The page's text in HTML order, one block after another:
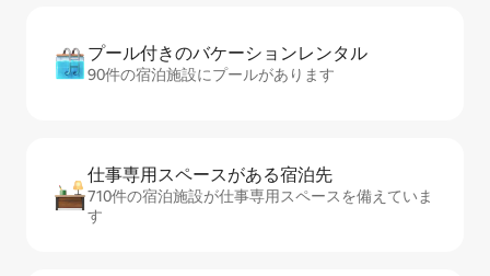
プール付きのバ⁠ケ⁠ー⁠シ⁠ョ⁠ンレ⁠ン⁠タ⁠ル
90件の宿泊施設にプールがあります
仕事専用ス⁠ペ⁠ー⁠スがあ⁠る宿⁠泊⁠先
710件の宿泊施設が仕事専用スペースを備えていま
す